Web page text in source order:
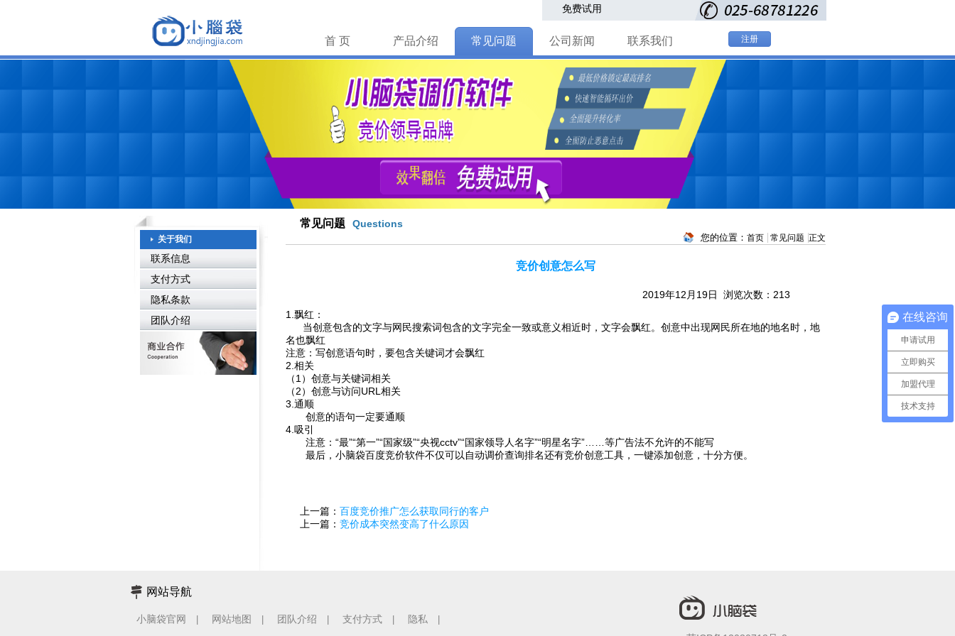
免费试用
首 页 产品介绍 常见问题 公司新闻 联系我们 注册
关于我们
联系信息
支付方式
隐私条款
团队介绍
常见问题 Questions
您的位置： 首页 常见问题 正文
竞价创意怎么写
2019年12月19日 浏览次数： 213
1.飘红：
当创意包含的文字与网民搜索词包含的文字完全一致或意义相近时，文字会飘红。创意中出现网民所在地的地名时，地
名也飘红
注意：写创意语句时，要包含关键词才会飘红
2.相关
（1）创意与关键词相关
（2）创意与访问URL相关
3.通顺
创意的语句一定要通顺
4.吸引
注意：“最”“第一”“国家级”“央视cctv”“国家领导人名字”“明星名字”……等广告法不允许的不能写
最后，小脑袋百度竞价软件不仅可以自动调价查询排名还有竞价创意工具，一键添加创意，十分方便。
上一篇： 百度竞价推广怎么获取同行的客户
上一篇： 竞价成本突然变高了什么原因
网站导航
小脑袋官网 网站地图 团队介绍 支付方式 隐私
在线咨询
申请试用
立即购买
加盟代理
技术支持